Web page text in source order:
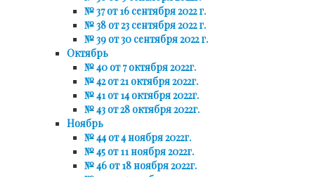
№ 37 от 16 сентября 2022 г.
№ 38 от 23 сентября 2022 г.
№ 39 от 30 сентября 2022 г.
Октябрь
№ 40 от 7 октября 2022г.
№ 42 от 21 октября 2022г.
№ 41 от 14 октября 2022г.
№ 43 от 28 октября 2022г.
Ноябрь
№ 44 от 4 ноября 2022г.
№ 45 от 11 ноября 2022г.
№ 46 от 18 ноября 2022г.